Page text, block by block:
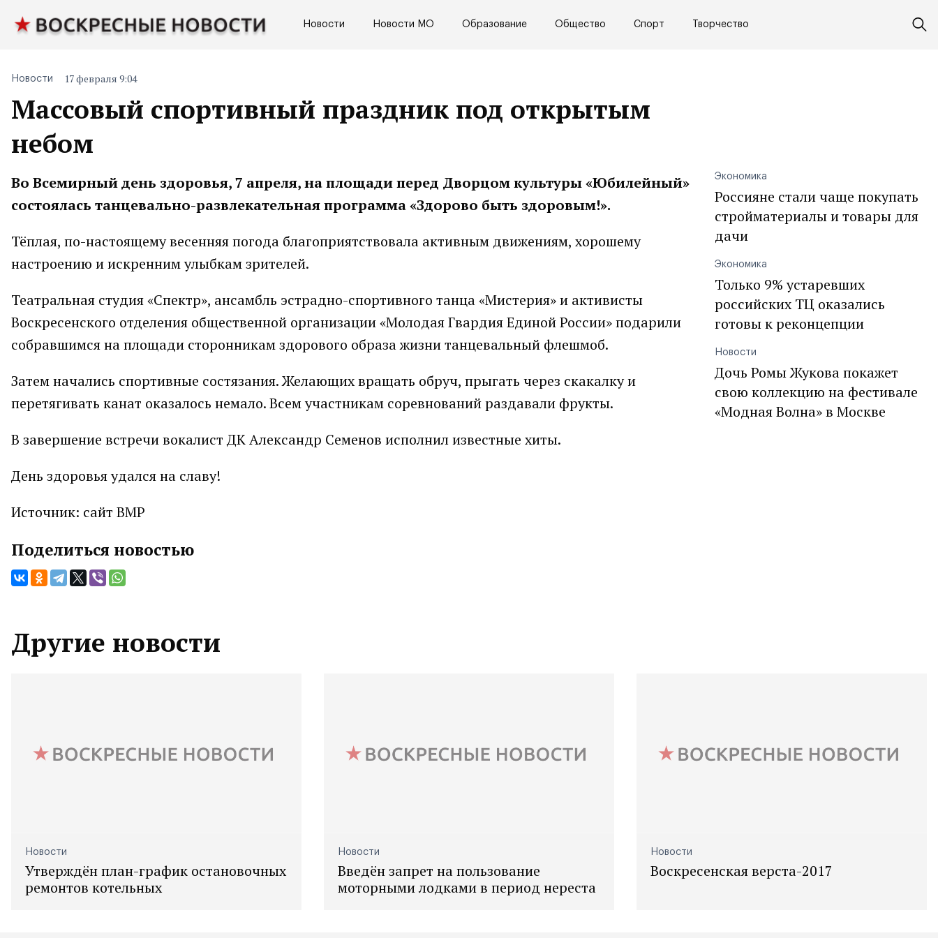
Новости Новости МО Образование Общество Спорт Творчество
Массовый спортивный праздник под открытым
небом
Новости 17 февраля 9:04
Во Всемирный день здоровья, 7 апреля, на площади перед Дворцом культуры «Юбилейный»
состоялась танцевально-развлекательная программа «Здорово быть здоровым!».
Тёплая, по-настоящему весенняя погода благоприятствовала активным движениям, хорошему
настроению и искренним улыбкам зрителей.
Театральная студия «Спектр», ансамбль эстрадно-спортивного танца «Мистерия» и активисты
Воскресенского отделения общественной организации «Молодая Гвардия Единой России» подарили
собравшимся на площади сторонникам здорового образа жизни танцевальный флешмоб.
Затем начались спортивные состязания. Желающих вращать обруч, прыгать через скакалку и
перетягивать канат оказалось немало. Всем участникам соревнований раздавали фрукты.
В завершение встречи вокалист ДК Александр Семенов исполнил известные хиты.
День здоровья удался на славу!
Источник: сайт ВМР
Поделиться новостью
Экономика
Россияне стали чаще покупать
стройматериалы и товары для
дачи
Экономика
Только 9% устаревших
российских ТЦ оказались
готовы к реконцепции
Новости
Дочь Ромы Жукова покажет
свою коллекцию на фестивале
«Модная Волна» в Москве
Другие новости
Новости
Утверждён план-график остановочных
ремонтов котельных
Новости
Введён запрет на пользование
моторными лодками в период нереста
Новости
Воскресенская верста-2017